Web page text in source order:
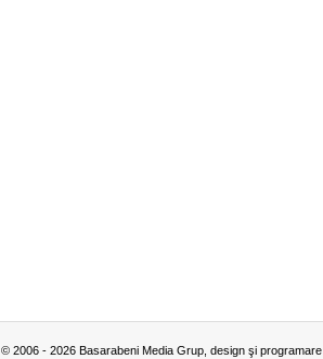
© 2006 - 2026 Basarabeni Media Grup, design şi programare